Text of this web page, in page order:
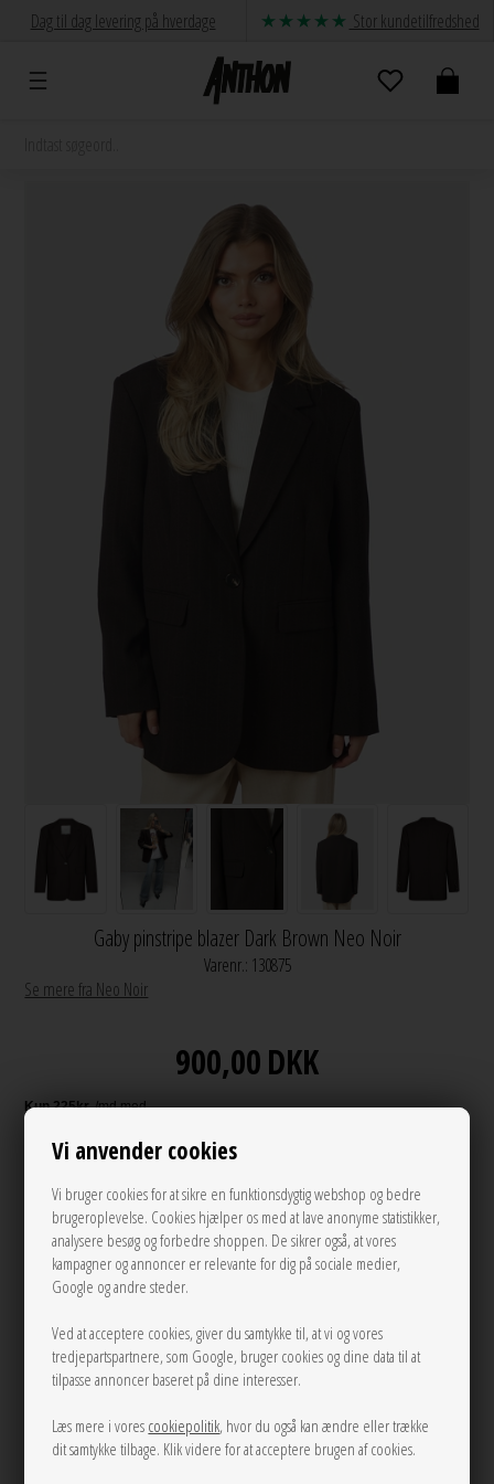
Vi anvender cookies
Vi bruger cookies for at sikre en funktionsdygtig webshop og bedre
brugeroplevelse. Cookies hjælper os med at lave anonyme statistikker,
analysere besøg og forbedre shoppen. De sikrer også, at vores
kampagner og annoncer er relevante for dig på sociale medier,
Google og andre steder.
Ved at acceptere cookies, giver du samtykke til, at vi og vores
tredjepartspartnere, som Google, bruger cookies og dine data til at
tilpasse annoncer baseret på dine interesser.
Læs mere i vores cookiepolitik, hvor du også kan ændre eller trække
dit samtykke tilbage. Klik videre for at acceptere brugen af cookies.
Dag til dag levering på hverdage Stor kundetilfredshed
Gaby pinstripe blazer Dark Brown Neo Noir
Varenr.: 130875
Se mere fra Neo Noir
900,00DKK
Andre varianter
38
LÆG I KURVEN